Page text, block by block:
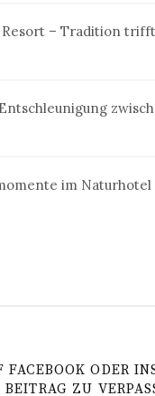
Resort – Tradition
im Naturhotel
ODER
ZU